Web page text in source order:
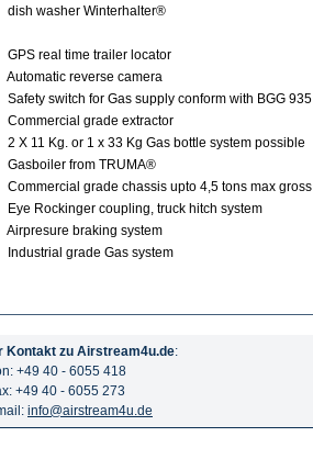
washer Winterhalter®
real time trailer locator
reverse camera
switch for Gas supply conform with BGG 935
grade extractor
X 11 Kg. or 1 x 33 Kg Gas bottle system possible
from TRUMA®
grade chassis upto 4,5 tons max gross
Rockinger coupling, truck hitch system
braking system
grade Gas system
Kontakt zu Airstream4u.de:
+49 40 - 6055 418
+49 40 - 6055 273
info@airstream4u.de